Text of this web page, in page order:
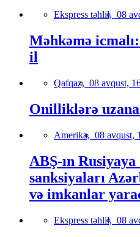
Ekspress təhlil, 08
Məhkəmə
il
Qafqaz, 08 avqust,
Onilliklərə
Amerika, 08 avqust,
ABŞ-ın Rusiyaya
sanksiyaları
və imkanlar
Ekspress təhlil, 08